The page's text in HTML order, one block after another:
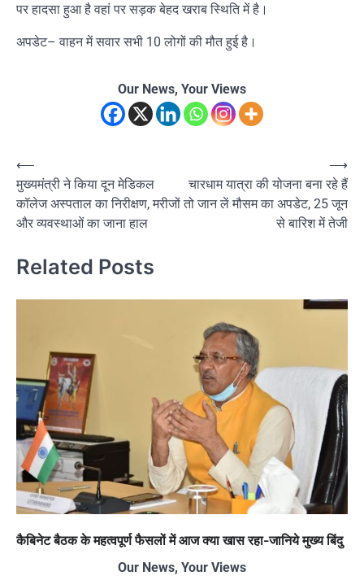
पर हादसा हुआ है वहां पर सड़क बेहद खराब स्थिति में है।
अपडेट– वाहन में सवार सभी 10 लोगों की मौत हुई है।
Our News, Your Views
Post
navigation
⟵
मुख्यमंत्री ने किया दून मेडिकल
कॉलेज अस्पताल का निरीक्षण, मरीजों
और व्यवस्थाओं का जाना हाल
चारधाम यात्रा की योजना बना रहे हैं
तो जान लें मौसम का अपडेट, 25 जून
से बारिश में तेजी
⟶
Related Posts
कैबिनेट बैठक के महत्वपूर्ण फैसलों में आज क्या खास रहा-जानिये मुख्य बिंदु
Our News, Your Views